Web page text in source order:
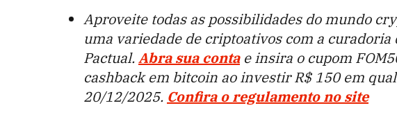
Aproveite todas as possibilidades do mundo
uma variedade de criptoativos com a curadoria
Pactual.Abra sua contae insira o cupom
cashback em bitcoin ao investir R$ 150 em
20/12/2025. Confira o regulamento no site